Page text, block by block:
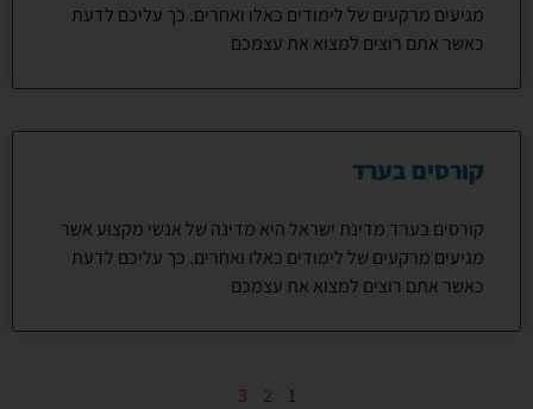
מגיעים מרקעים של לימודים כאלו ואחרים. כך עליכם לדעת
כאשר אתם רוצים למצוא את עצמכם
קורסים בערד
קורסים בערד מדינת ישראל היא מדינה של אנשי מקצוע אשר
מגיעים מרקעים של לימודים כאלו ואחרים. כך עליכם לדעת
כאשר אתם רוצים למצוא את עצמכם
1
2
3